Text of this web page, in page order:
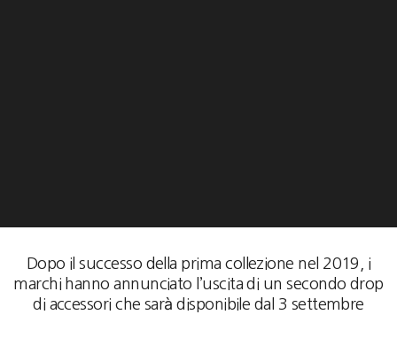
Dopo il successo della prima collezione nel 2019, i
marchi hanno annunciato l’uscita di un secondo drop
di accessori che sarà disponibile dal 3 settembre